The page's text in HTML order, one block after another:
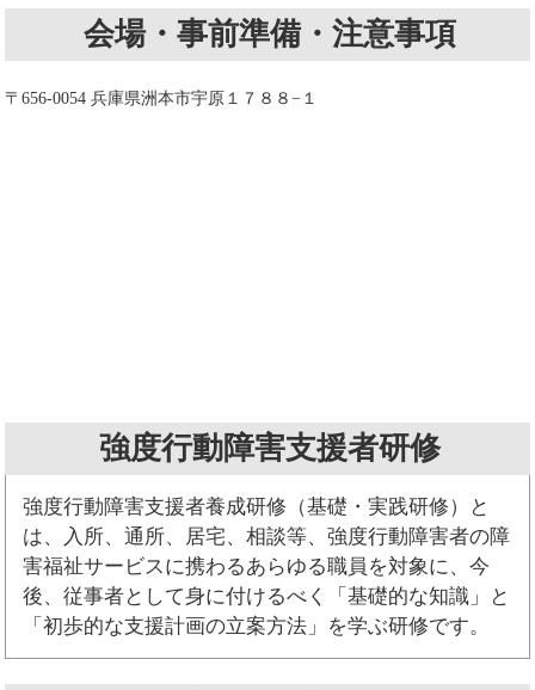
会場・事前準備・注意事項
〒656-0054 兵庫県洲本市宇原１７８８−１
強度行動障害支援者研修
強度行動障害支援者養成研修（基礎・実践研修）と
は、入所、通所、居宅、相談等、強度行動障害者の障
害福祉サービスに携わるあらゆる職員を対象に、今
後、従事者として身に付けるべく「基礎的な知識」と
「初歩的な支援計画の立案方法」を学ぶ研修です。